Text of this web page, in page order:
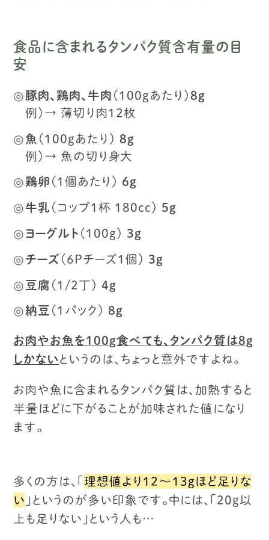
食品に含まれるタンパク質含有量の目
安
豚肉、鶏肉、牛肉 （100gあたり）８g
例）→ 薄切り肉１２枚
魚 （100gあたり）８g
例）→ 魚の切り身大
鶏卵 （１個あたり） ６g
牛乳 （コップ１杯 180cc） ５g
ヨーグルト （100g） ３g
チーズ （6Pチーズ１個） ３g
豆腐 （１/２丁）４g
納豆 （１パック）８g
お肉やお魚を100g食べても、タンパク質は８g
しかないというのは、 ちょっと意外ですよね。
お肉や魚に含まれるタンパク質は、 加熱すると
半量ほどに下がることが加味された値になり
ます。
多くの方は、「理想値より12〜13gほど足りな
い 」というのが多い印象です。 中には、「20g以
上も足りない」という人も…